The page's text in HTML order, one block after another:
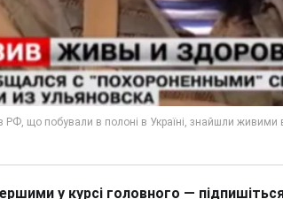
у курсі головного —